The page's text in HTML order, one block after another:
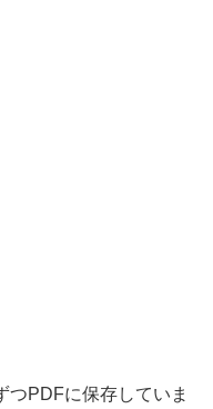
つPDFに保存していま